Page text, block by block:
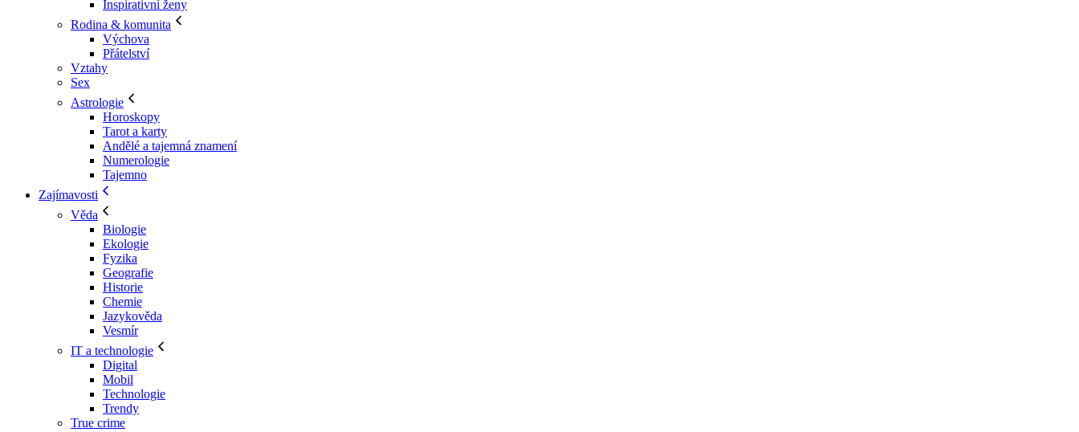
Inspirativní ženy
Rodina & komunita
Výchova
Přátelství
Vztahy
Sex
Astrologie
Horoskopy
Tarot a karty
Andělé a tajemná znamení
Numerologie
Tajemno
Zajímavosti
Věda
Biologie
Ekologie
Fyzika
Geografie
Historie
Chemie
Jazykověda
Vesmír
IT a technologie
Digital
Mobil
Technologie
Trendy
True crime